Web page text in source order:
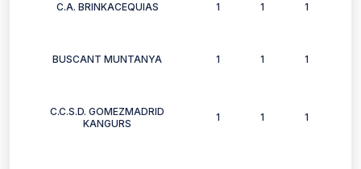
C.A. BRINKACEQUIAS 1 1 1
BUSCANT MUNTANYA 1 1 1
C.C.S.D. GOMEZMADRID
KANGURS
1 1 1